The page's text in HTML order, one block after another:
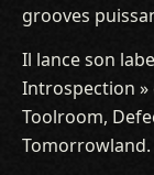
grooves
Il lance son
Introspection »
Toolroom,
Tomorrowland.